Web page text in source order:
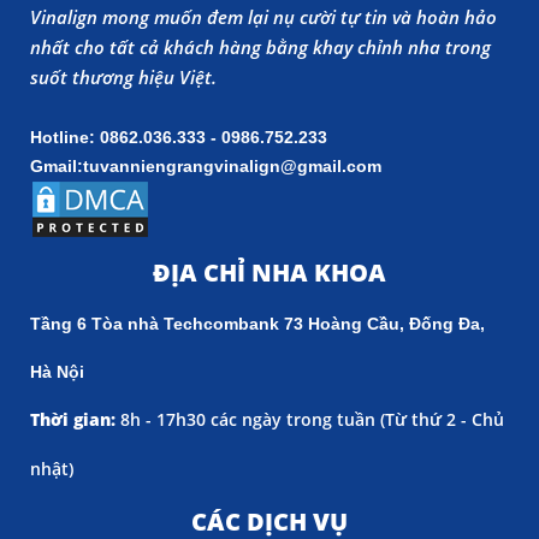
Vinalign mong muốn đem lại nụ cười tự tin và hoàn hảo
nhất cho tất cả khách hàng bằng khay chỉnh nha trong
suốt thương hiệu Việt.
Hotline: 0862.036.333 - 0986.752.233
Gmail:tuvanniengrangvinalign@gmail.com
ĐỊA CHỈ NHA KHOA
Tầng 6 Tòa nhà Techcombank 73 Hoàng Cầu, Đống Đa,
Hà Nội
Thời gian: 8h - 17h30 các ngày trong tuần (Từ thứ 2 - Chủ
nhật)
CÁC DỊCH VỤ